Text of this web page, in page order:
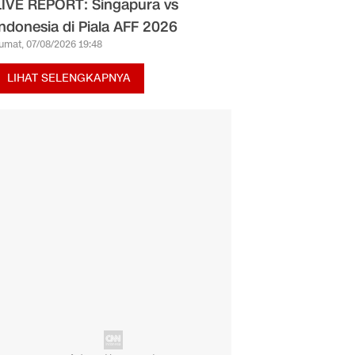
REPORT: Singapura vs
di Piala AFF 2026
07/08/2026 19:48
LIHAT SELENGKAPNYA